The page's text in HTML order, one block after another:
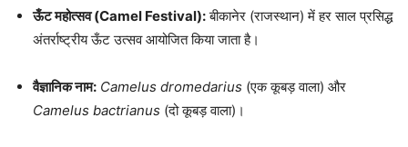
ऊँट महोत्सव (Camel Festival):बीकानेर (राजस्थान) में हर साल प्रसिद्ध
अंतर्राष्ट्रीय ऊँट उत्सव आयोजित किया जाता है।
वैज्ञानिक नाम: Camelus dromedarius (एक कूबड़ वाला) और
Camelus bactrianus (दो कूबड़ वाला)।